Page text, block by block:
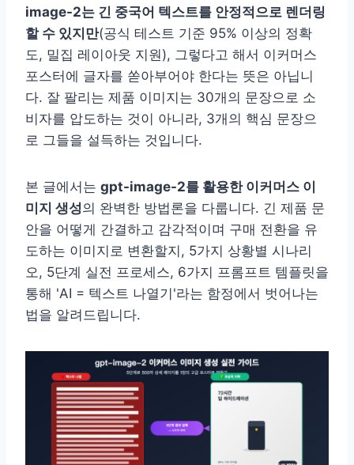
image-2는 긴 중국어 텍스트를 안정적으로 렌더링
할 수 있지만(공식 테스트 기준 95% 이상의 정확
도, 밀집 레이아웃 지원), 그렇다고 해서 이커머스
포스터에 글자를 쏟아부어야 한다는 뜻은 아닙니
다. 잘 팔리는 제품 이미지는 30개의 문장으로 소
비자를 압도하는 것이 아니라, 3개의 핵심 문장으
로 그들을 설득하는 것입니다.
본 글에서는 gpt-image-2를 활용한 이커머스 이
미지 생성의 완벽한 방법론을 다룹니다. 긴 제품 문
안을 어떻게 간결하고 감각적이며 구매 전환을 유
도하는 이미지로 변환할지, 5가지 상황별 시나리
오, 5단계 실전 프로세스, 6가지 프롬프트 템플릿을
통해 'AI = 텍스트 나열기'라는 함정에서 벗어나는
법을 알려드립니다.